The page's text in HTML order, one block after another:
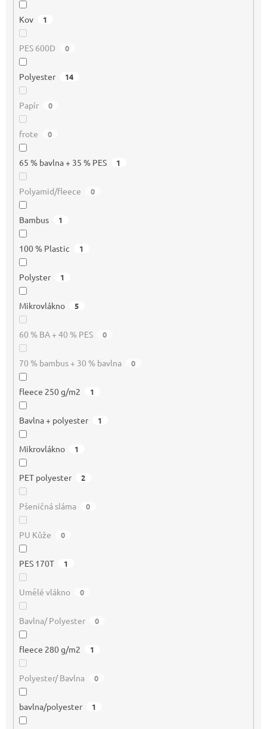
Kov 1
PES 600D 0
Polyester 14
Papír 0
frote 0
65 % bavlna + 35 % PES 1
Polyamid/fleece 0
Bambus 1
100 % Plastic 1
Polyster 1
Mikrovlákno 5
60 % BA + 40 % PES 0
70 % bambus + 30 % bavlna 0
fleece 250 g/m2 1
Bavlna + polyester 1
Mikrovlákno 1
PET polyester 2
Pšeničná sláma 0
PU Kůže 0
PES 170T 1
Umělé vlákno 0
Bavlna/ Polyester 0
fleece 280 g/m2 1
Polyester/ Bavlna 0
bavlna/polyester 1